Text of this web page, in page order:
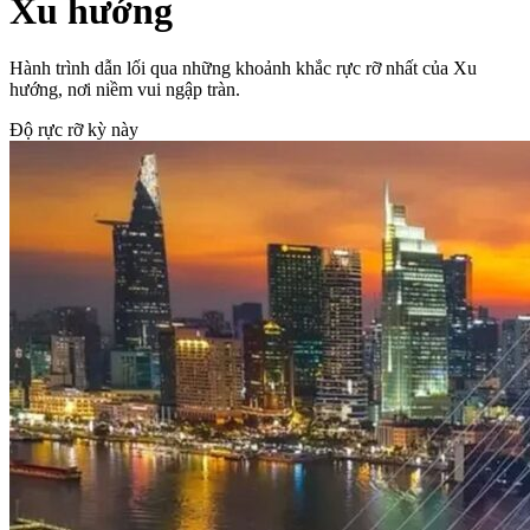
Xu hướng
Hành trình dẫn lối qua những khoảnh khắc rực rỡ nhất của Xu
hướng, nơi niềm vui ngập tràn.
Độ rực rỡ kỳ này